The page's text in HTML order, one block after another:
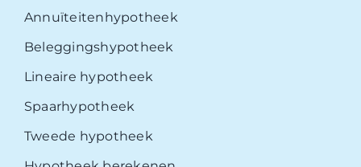
Annuïteitenhypotheek
Beleggingshypotheek
Lineaire hypotheek
Spaarhypotheek
Tweede hypotheek